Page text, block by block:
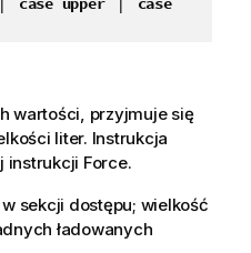
wartości, przyjmuje się
liter. Instrukcja
instrukcji Force.
w sekcji dostępu; wielkość
ładowanych